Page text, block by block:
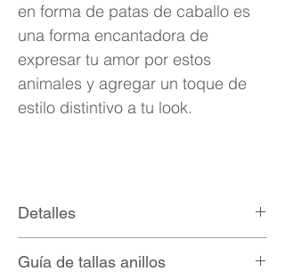
en forma de patas de caballo es
una forma encantadora de
expresar tu amor por estos
animales y agregar un toque de
estilo distintivo a tu look.
Detalles
Talla ajustable (6-8)
Guía de tallas anillos